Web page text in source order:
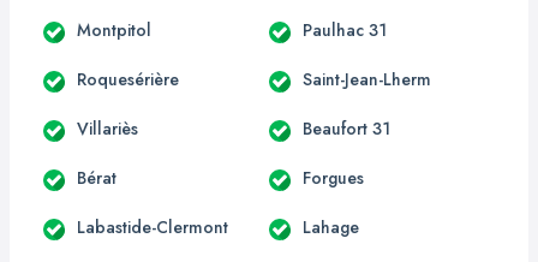
Montpitol Paulhac 31
Roquesérière Saint-Jean-Lherm
Villariès Beaufort 31
Bérat Forgues
Labastide-Clermont Lahage